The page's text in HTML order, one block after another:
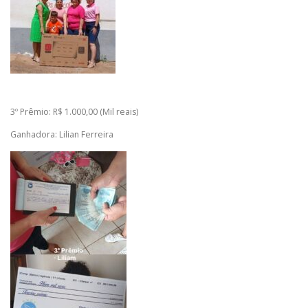
3º Prêmio: R$ 1.000,00 (Mil reais)
Ganhadora: Lilian Ferreira